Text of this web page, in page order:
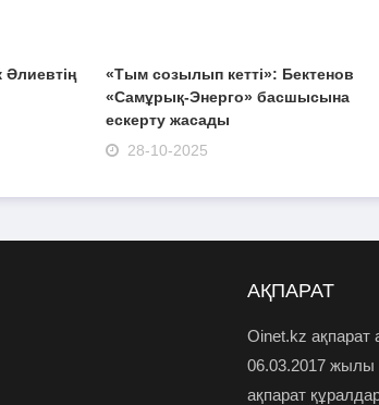
«Тым созылып кетті»: Бектенов
«Самұрық-Энерго» басшысына
ескерту жасады
28-10-2025
АҚПАРАТ
Oinet.kz ақпарат
06.03.2017 жылы
ақпарат